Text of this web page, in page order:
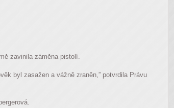
zavinila záměna pistolí.
byl zasažen a vážně zraněn,” potvrdila Právu